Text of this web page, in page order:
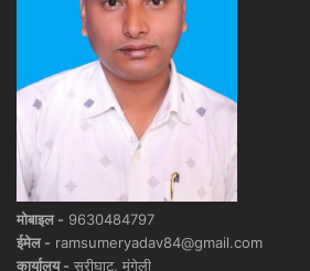
मोबाइल - 9630484797
ईमेल - ramsumeryadav84@gmail.com
कार्यालय - सुरीघाट, मुंगेली